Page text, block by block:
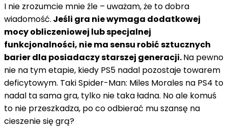
I nie zrozumcie mnie źle – uważam, że to dobra
wiadomość. Jeśli gra nie wymaga dodatkowej
mocy obliczeniowej lub specjalnej
funkcjonalności, nie ma sensu robić sztucznych
barier dla posiadaczy starszej generacji.Na pewno
nie na tym etapie, kiedy PS5 nadal pozostaje towarem
deficytowym. Taki Spider-Man: Miles Morales na PS4 to
nadal ta sama gra, tylko nie taka ładna. No ale komuś
to nie przeszkadza, po co odbierać mu szansę na
cieszenie się grą?